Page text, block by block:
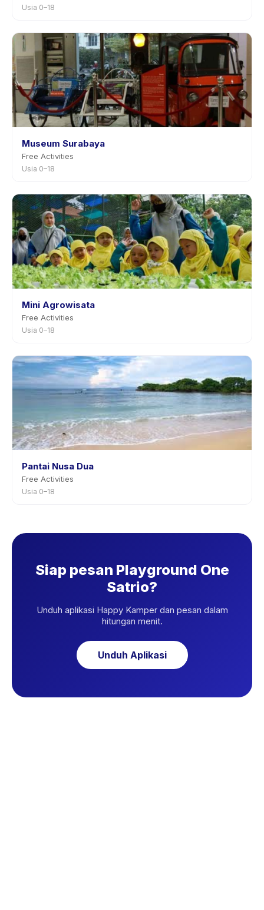
Usia 0–18
Museum Surabaya
Free Activities
Usia 0–18
Mini Agrowisata
Free Activities
Usia 0–18
Pantai Nusa Dua
Free Activities
Usia 0–18
Siap pesan Playground One
Satrio?
Unduh aplikasi Happy Kamper dan pesan dalam
hitungan menit.
Unduh Aplikasi